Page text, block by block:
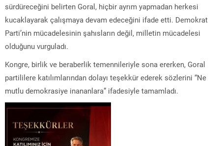
sürdüreceğini belirten Goral, hiçbir ayrım yapmadan herkesi
kucaklayarak çalışmaya devam edeceğini ifade etti. Demokrat
Parti’nin mücadelesinin şahısların değil, milletin mücadelesi
olduğunu vurguladı.
Kongre, birlik ve beraberlik temennileriyle sona ererken, Goral
partililere katılımlarından dolayı teşekkür ederek sözlerini “Ne
mutlu demokrasiye inananlara” ifadesiyle tamamladı.